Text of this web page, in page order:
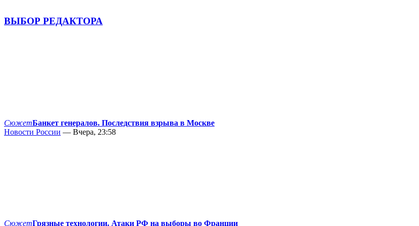
ВЫБОР РЕДАКТОРА
СюжетБанкет генералов. Последствия взрыва в Москве
Новости России — Вчера, 23:58
СюжетГрязные технологии. Атаки РФ на выборы во Франции